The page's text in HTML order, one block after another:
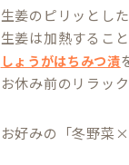
生姜のピリッとし
生姜は加熱するこ
しょうがはちみつ漬
お休み前のリラッ
お好みの「冬野菜